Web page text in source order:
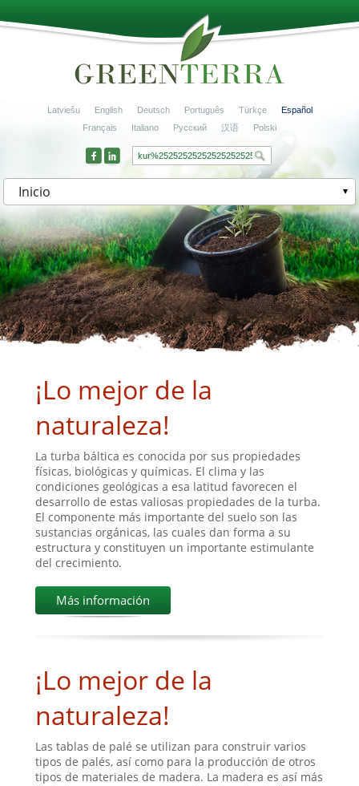
Latviešu English Deutsch Português Türkçe
Español
Français
Italiano Русский 汉语 Polski
Inicio
¡Lo mejor de la
naturaleza!
La turba báltica es conocida por sus propiedades
físicas, biológicas y químicas. El clima y las
condiciones geológicas a esa latitud favorecen el
desarrollo de estas valiosas propiedades de la turba.
El componente más importante del suelo son las
sustancias orgánicas, las cuales dan forma a su
estructura y constituyen un importante estimulante
del crecimiento.
Más información
¡Lo mejor de la
naturaleza!
Las tablas de palé se utilizan para construir varios
tipos de palés, así como para la producción de otros
tipos de materiales de madera. La madera es así más